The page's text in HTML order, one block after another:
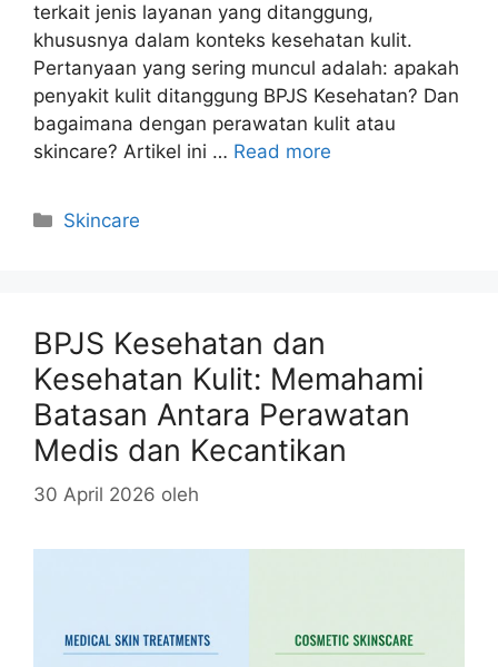
terkait jenis layanan yang ditanggung,
khususnya dalam konteks kesehatan kulit.
Pertanyaan yang sering muncul adalah: apakah
penyakit kulit ditanggung BPJS Kesehatan? Dan
bagaimana dengan perawatan kulit atau
skincare? Artikel ini … Read more
Kategori
Skincare
BPJS Kesehatan dan
Kesehatan Kulit: Memahami
Batasan Antara Perawatan
Medis dan Kecantikan
30 April 2026 oleh